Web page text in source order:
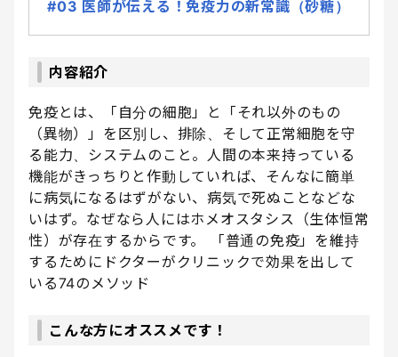
#03 医師が伝える！免疫力の新常識（砂糖）
内容紹介
免疫とは、「自分の細胞」と「それ以外のもの
（異物）」を区別し、排除、そして正常細胞を守
る能力、システムのこと。人間の本来持っている
機能がきっちりと作動していれば、そんなに簡単
に病気になるはずがない、病気で死ぬことなどな
いはず。なぜなら人にはホメオスタシス（生体恒常
性）が存在するからです。 「普通の免疫」を維持
するためにドクターがクリニックで効果を出して
いる74のメソッド
こんな方にオススメです！